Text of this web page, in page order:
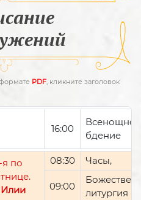
PDF, кликните заголовок
16:00
Всенощное
бдение
по
08:30 Часы,
09:00
литургия